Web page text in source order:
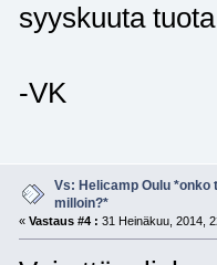
syyskuuta
-VK
Vs: Helicamp Oulu *onko
milloin?*
« Vastaus #4 : 31 Heinäkuu, 2014,